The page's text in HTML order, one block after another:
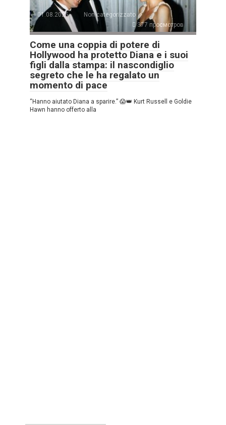
01.08.2025
Non categorizzato
377 просмотров
Come una coppia di potere di
Hollywood ha protetto Diana e i suoi
figli dalla stampa: il nascondiglio
segreto che le ha regalato un
momento di pace
“Hanno aiutato Diana a sparire.” 😱👑 Kurt Russell e Goldie
Hawn hanno offerto alla